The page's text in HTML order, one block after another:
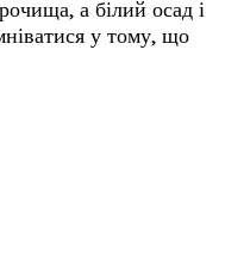
а білий осад і
у тому, що